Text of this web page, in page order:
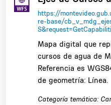
https://
re-base/
Mapa digital que
cursos de agua de
Referencia es
de geometría: Línea.
Categoría temática: